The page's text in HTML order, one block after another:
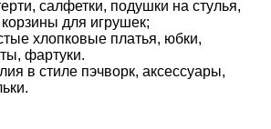
салфетки, подушки на стулья,
для игрушек;
хлопковые платья, юбки,
фартуки.
в стиле пэчворк, аксессуары,